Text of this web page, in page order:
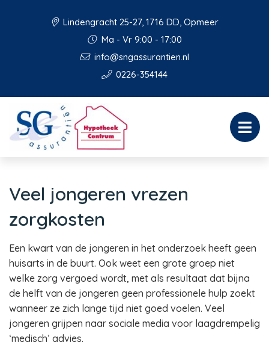
Lindengracht 25-27, 1716 DD, Opmeer
Ma - Vr 9:00 - 17:00
info@sngassurantien.nl
0226-354144
Veel jongeren vrezen
zorgkosten
Een kwart van de jongeren in het onderzoek heeft geen
huisarts in de buurt. Ook weet een grote groep niet
welke zorg vergoed wordt, met als resultaat dat bijna
de helft van de jongeren geen professionele hulp zoekt
wanneer ze zich lange tijd niet goed voelen. Veel
jongeren grijpen naar sociale media voor laagdrempelig
‘medisch’ advies.